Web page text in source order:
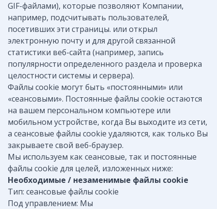
GIF-файлами), которые позволяют Компании,
например, подсчитывать пользователей,
посетивших эти страницы. или открыл
электронную почту и для другой связанной
статистики веб-сайта (например, запись
популярности определенного раздела и проверка
целостности системы и сервера).
Файлы cookie могут быть «постоянными» или
«сеансовыми». Постоянные файлы cookie остаются
на вашем персональном компьютере или
мобильном устройстве, когда Вы выходите из сети,
а сеансовые файлы cookie удаляются, как только Вы
закрываете свой веб-браузер.
Мы используем как сеансовые, так и постоянные
файлы cookie для целей, изложенных ниже:
Необходимые / незаменимые файлы cookie
Тип: сеансовые файлы cookie
Под управлением: Мы